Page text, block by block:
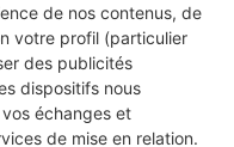
de nos contenus, de
votre profil (particulier
des publicités
dispositifs nous
échanges et
de mise en relation.